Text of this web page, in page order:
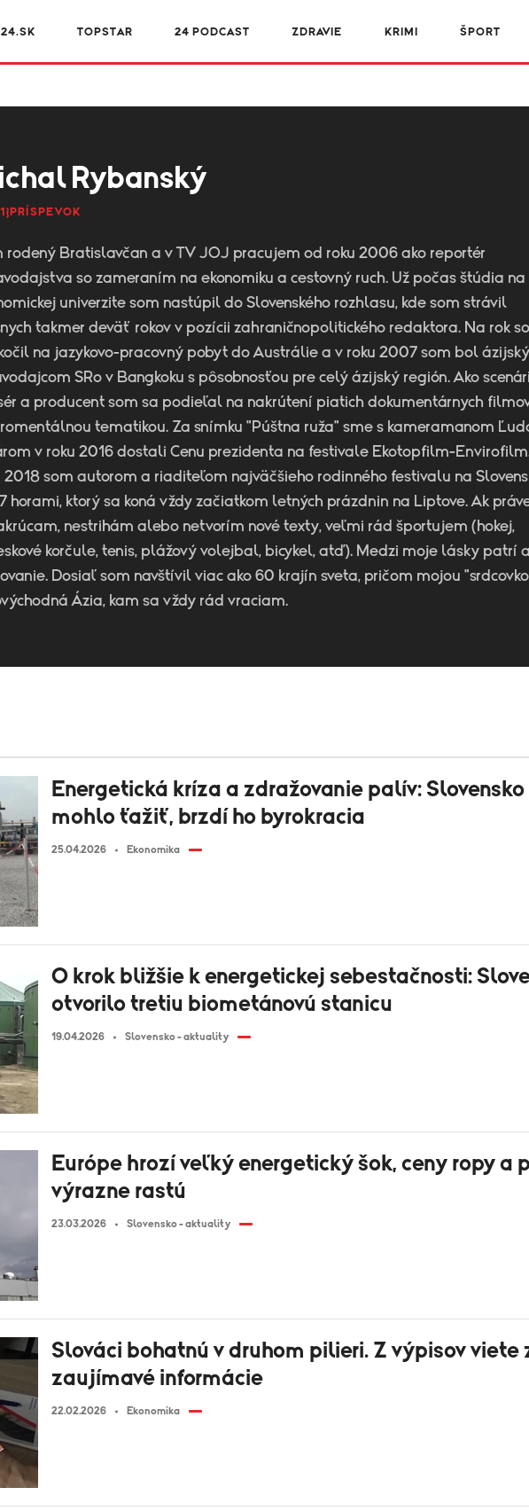
TOPSTAR 24 PODCAST ZDRAVIE KRIMI ŠPORT
Rybanský
rodený Bratislavčan a v TV JOJ pracujem od roku 2006 ako reportér
so zameraním na ekonomiku a cestovný ruch. Už počas štúdia na
univerzite som nastúpil do Slovenského rozhlasu, kde som strávil
takmer deväť rokov v pozícii zahraničnopolitického redaktora. Na rok
na jazykovo-pracovný pobyt do Austrálie a v roku 2007 som bol
SRo v Bangkoku s pôsobnosťou pre celý ázijský región. Ako
a producent som sa podieľal na nakrútení piatich dokumentárnych
tematikou. Za snímku "Púštna ruža" sme s kameramanom
v roku 2016 dostali Cenu prezidenta na festivale Ekotopfilm-
2018 som autorom a riaditeľom najväčšieho rodinného festivalu na
horami, ktorý sa koná vždy začiatkom letných prázdnin na Liptove. Ak
nestrihám alebo netvorím nové texty, veľmi rád športujem (hokej,
korčule, tenis, plážový volejbal, bicykel, atď). Medzi moje lásky patrí
Dosiaľ som navštívil viac ako 60 krajín sveta, pričom mojou
Ázia, kam sa vždy rád vraciam.
Energetická kríza a zdražovanie palív: Slovensko
mohlo ťažiť, brzdí ho byrokracia
25.04.2026 Ekonomika
O krok bližšie k energetickej sebestačnosti:
otvorilo tretiu biometánovú stanicu
19.04.2026 Slovensko - aktuality
Európe hrozí veľký energetický šok, ceny ropy a
výrazne rastú
23.03.2026 Slovensko - aktuality
Slováci bohatnú v druhom pilieri. Z výpisov
zaujímavé informácie
22.02.2026 Ekonomika